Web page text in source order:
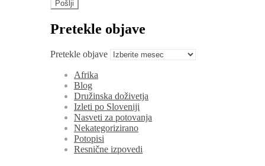
Pretekle objave
Pretekle objave
Afrika
Blog
Družinska doživetja
Izleti po Sloveniji
Nasveti za potovanja
Nekategorizirano
Potopisi
Resnične izpovedi